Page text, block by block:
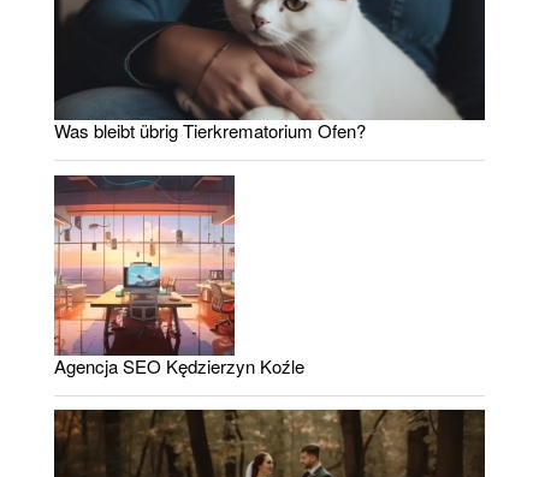
Was bleibt übrig Tierkrematorium Ofen?
Agencja SEO Kędzierzyn Koźle